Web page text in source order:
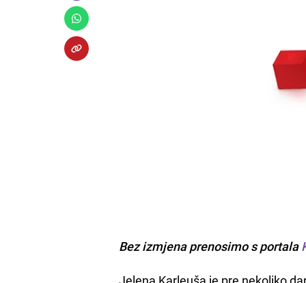
Bez izmjena prenosimo s portala